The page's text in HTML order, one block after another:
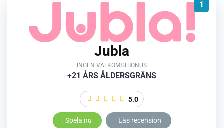
1
Jubla
INGEN VÄLKOMSTBONUS
+21 ÅRS ÅLDERSGRÄNS
5.0
Spela nu Läs recension